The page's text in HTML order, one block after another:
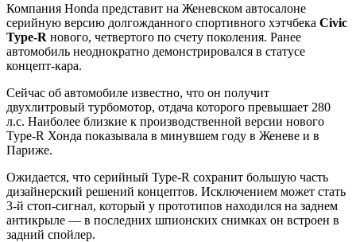
Компания Honda представит на Женевском автосалоне
серийную версию долгожданного спортивного хэтчбека Civiс
Type-R нового, четвертого по счету поколения. Ранее
автомобиль неоднократно демонстрировался в статусе
концепт-кара.
Сейчас об автомобиле известно, что он получит
двухлитровый турбомотор, отдача которого превышает 280
л.с. Наиболее близкие к производственной версии нового
Type-R Хонда показывала в минувшем году в Женеве и в
Париже.
Ожидается, что серийный Type-R сохранит большую часть
дизайнерский решений концептов. Исключением может стать
3-й стоп-сигнал, который у прототипов находился на заднем
антикрыле — в последних шпионских снимках он встроен в
задний спойлер.